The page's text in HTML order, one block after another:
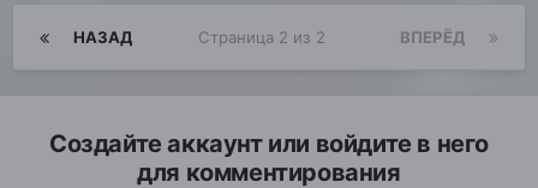
НАЗАД ВПЕРЁД
Страница 2 из 2
Создайте аккаунт или войдите в него
для комментирования